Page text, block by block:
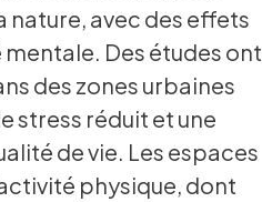
nature, avec des effets
Des études ont
des zones urbaines
stress réduit et une
de vie. Les espaces
physique, dont